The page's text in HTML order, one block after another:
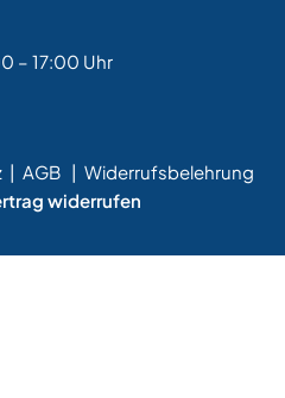
– 17:00 Uhr
| AGB | Widerrufsbelehrung
widerrufen